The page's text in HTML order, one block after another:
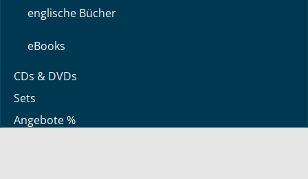
englische Bücher
eBooks
CDs & DVDs
Sets
Angebote %